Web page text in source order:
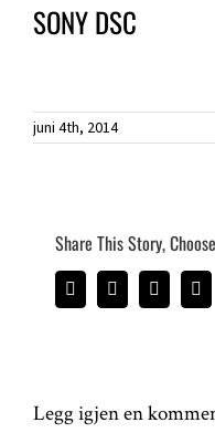
SONY DSC
juni 4th, 2014
Share This Story,
FacebookTwitter Reddit
Legg igjen en